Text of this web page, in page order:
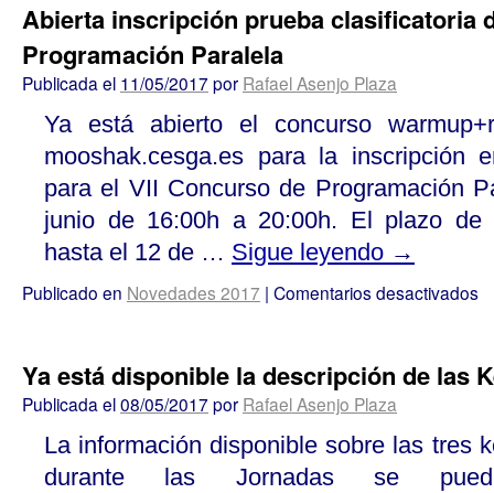
Abierta inscripción prueba clasificatoria
Programación Paralela
Publicada el 11/05/2017 por Rafael Asenjo Plaza
Ya está abierto el concurso
mooshak.cesga.es para la inscripción
para el VII Concurso de Programación
junio de 16:00h a 20:00h. El plazo de
hasta el 12 de … Sigue leyendo →
Publicado en Novedades 2017 | Comentarios desactivados
Ya está disponible la descripción de las
Publicada el08/05/2017 por Rafael Asenjo Plaza
La información disponible sobre las tres
durante las Jornadas se